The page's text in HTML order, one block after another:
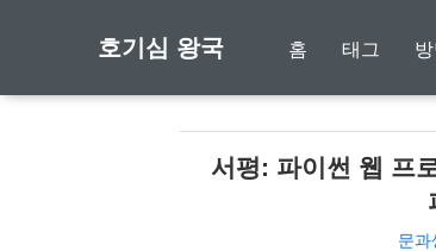
호기심 왕국 홈 태그
서평: 파이썬 웹 프
문과